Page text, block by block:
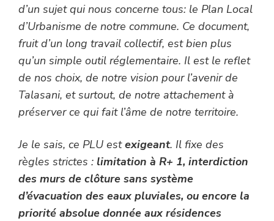
d’un sujet qui nous concerne tous: le Plan Local
d’Urbanisme de notre commune. Ce document,
fruit d’un long travail collectif, est bien plus
qu’un simple outil réglementaire. Il est le reflet
de nos choix, de notre vision pour l’avenir de
Talasani, et surtout, de notre attachement à
préserver ce qui fait l’âme de notre territoire.
Je le sais, ce PLU estexigeant. Il fixe des
règles strictes : limitation à R+ 1, interdiction
des murs de clôture sans système
d’évacuation des eaux pluviales, ou encore la
priorité absolue donnée aux résidences